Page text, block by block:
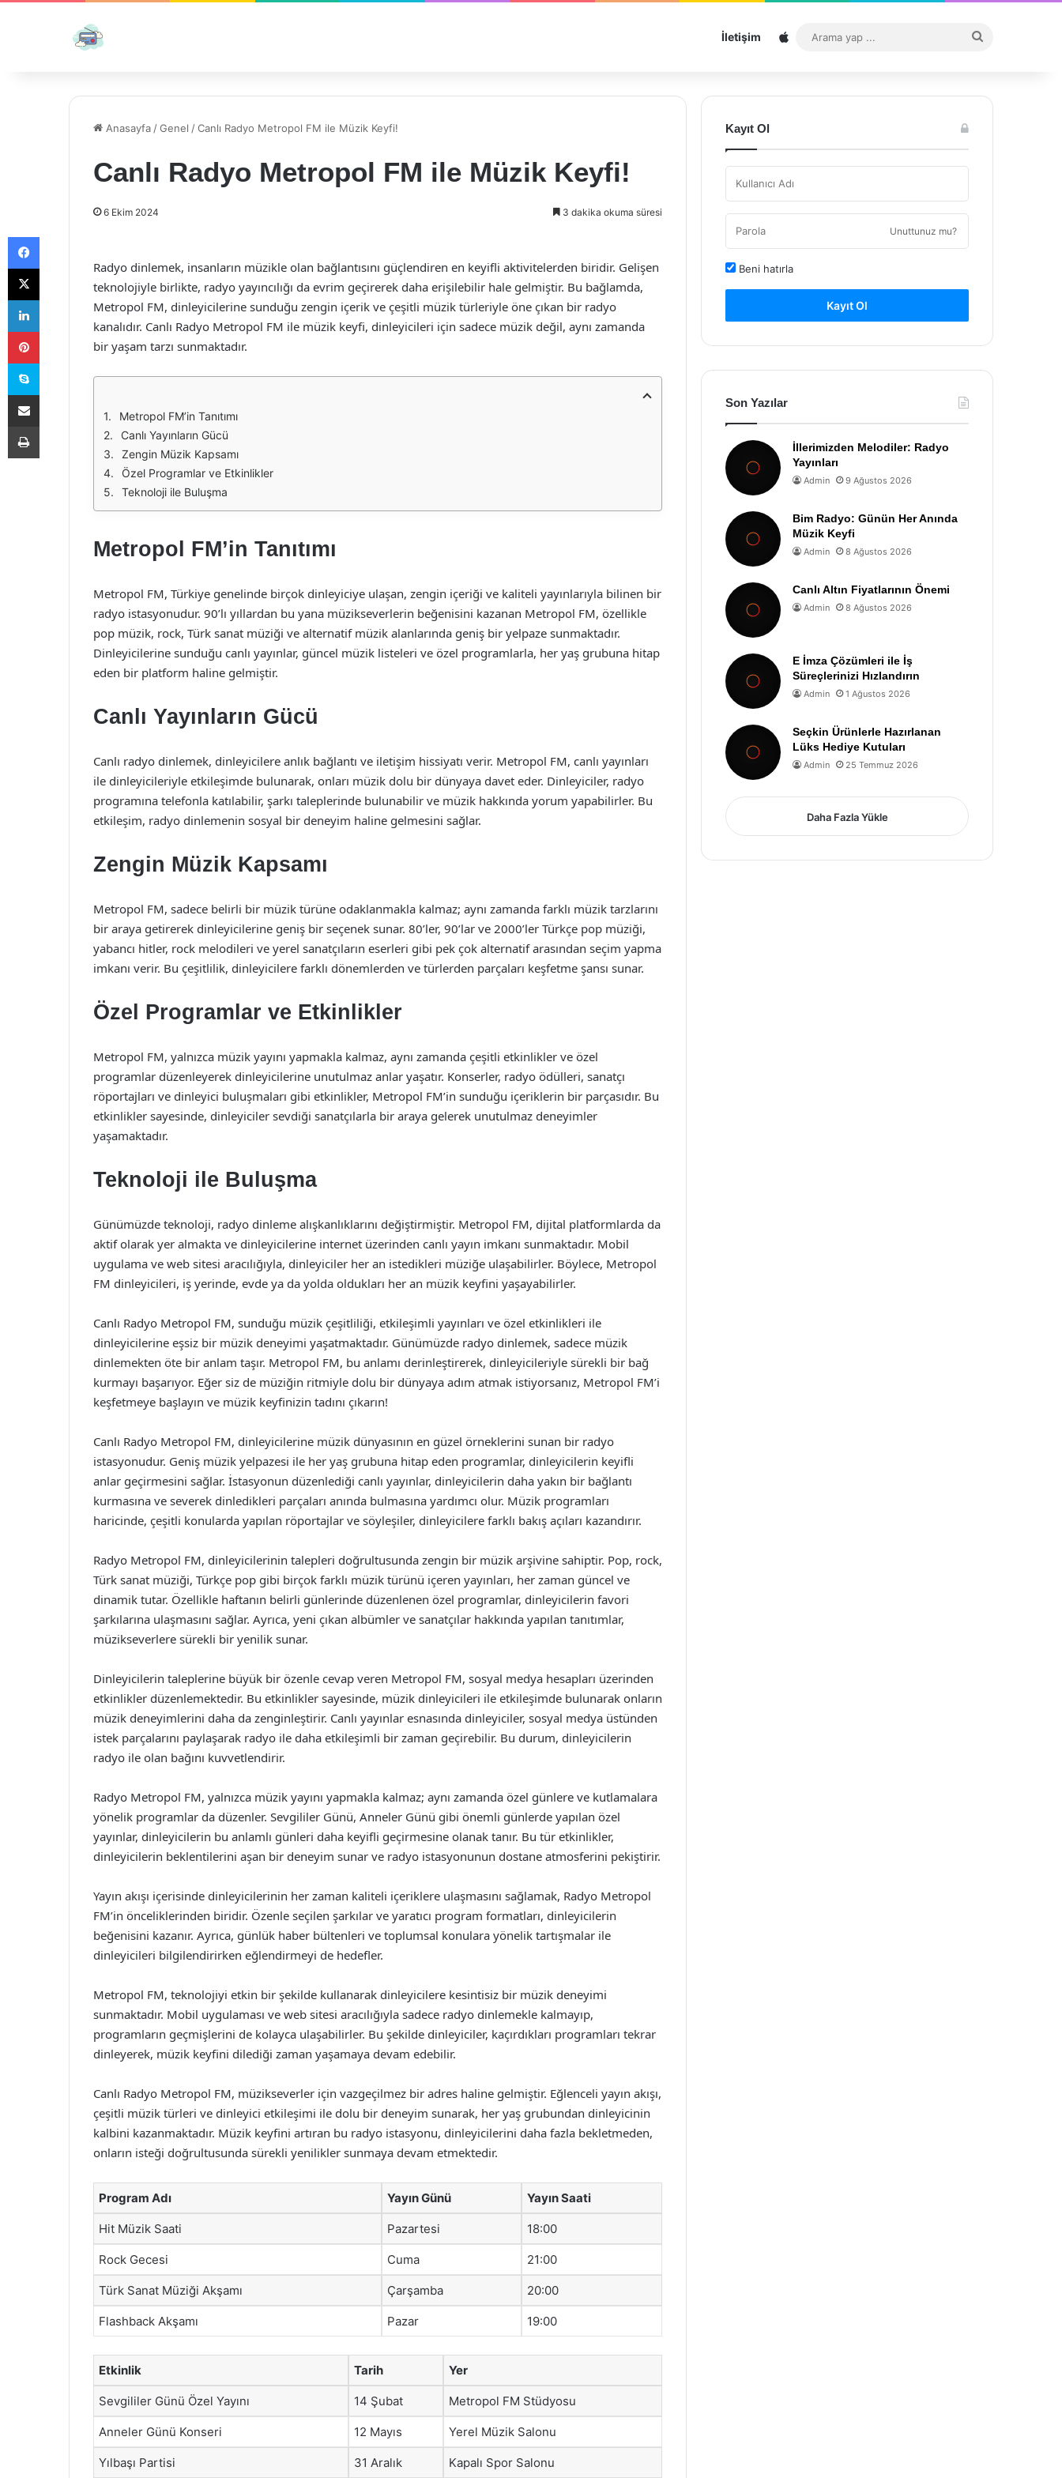
İletişim Sitemap
...
Anasayfa /Genel /Canlı Radyo Metropol FM ile Müzik Keyfi!
Canlı Radyo Metropol FM ile Müzik Keyfi!
6 Ekim 2024 3 dakika okuma süresi
Radyo dinlemek, insanların müzikle olan bağlantısını güçlendiren en keyifli aktivitelerden biridir. Gelişen
teknolojiyle birlikte, radyo yayıncılığı da evrim geçirerek daha erişilebilir hale gelmiştir. Bu bağlamda,
Metropol FM, dinleyicilerine sunduğu zengin içerik ve çeşitli müzik türleriyle öne çıkan bir radyo
kanalıdır. Canlı Radyo Metropol FM ile müzik keyfi, dinleyicileri için sadece müzik değil, aynı zamanda
bir yaşam tarzı sunmaktadır.
Metropol FM’in Tanıtımı
Canlı Yayınların Gücü
Zengin Müzik Kapsamı
Özel Programlar ve Etkinlikler
Teknoloji ile Buluşma
Metropol FM’in Tanıtımı
Metropol FM, Türkiye genelinde birçok dinleyiciye ulaşan, zengin içeriği ve kaliteli yayınlarıyla bilinen bir
radyo istasyonudur. 90’lı yıllardan bu yana müzikseverlerin beğenisini kazanan Metropol FM, özellikle
pop müzik, rock, Türk sanat müziği ve alternatif müzik alanlarında geniş bir yelpaze sunmaktadır.
Dinleyicilerine sunduğu canlı yayınlar, güncel müzik listeleri ve özel programlarla, her yaş grubuna hitap
eden bir platform haline gelmiştir.
Canlı Yayınların Gücü
Canlı radyo dinlemek, dinleyicilere anlık bağlantı ve iletişim hissiyatı verir. Metropol FM, canlı yayınları
ile dinleyicileriyle etkileşimde bulunarak, onları müzik dolu bir dünyaya davet eder. Dinleyiciler, radyo
programına telefonla katılabilir, şarkı taleplerinde bulunabilir ve müzik hakkında yorum yapabilirler. Bu
etkileşim, radyo dinlemenin sosyal bir deneyim haline gelmesini sağlar.
Zengin Müzik Kapsamı
Metropol FM, sadece belirli bir müzik türüne odaklanmakla kalmaz; aynı zamanda farklı müzik tarzlarını
bir araya getirerek dinleyicilerine geniş bir seçenek sunar. 80’ler, 90’lar ve 2000’ler Türkçe pop müziği,
yabancı hitler, rock melodileri ve yerel sanatçıların eserleri gibi pek çok alternatif arasından seçim yapma
imkanı verir. Bu çeşitlilik, dinleyicilere farklı dönemlerden ve türlerden parçaları keşfetme şansı sunar.
Özel Programlar ve Etkinlikler
Metropol FM, yalnızca müzik yayını yapmakla kalmaz, aynı zamanda çeşitli etkinlikler ve özel
programlar düzenleyerek dinleyicilerine unutulmaz anlar yaşatır. Konserler, radyo ödülleri, sanatçı
röportajları ve dinleyici buluşmaları gibi etkinlikler, Metropol FM’in sunduğu içeriklerin bir parçasıdır. Bu
etkinlikler sayesinde, dinleyiciler sevdiği sanatçılarla bir araya gelerek unutulmaz deneyimler
yaşamaktadır.
Teknoloji ile Buluşma
Günümüzde teknoloji, radyo dinleme alışkanlıklarını değiştirmiştir. Metropol FM, dijital platformlarda da
aktif olarak yer almakta ve dinleyicilerine internet üzerinden canlı yayın imkanı sunmaktadır. Mobil
uygulama ve web sitesi aracılığıyla, dinleyiciler her an istedikleri müziğe ulaşabilirler. Böylece, Metropol
FM dinleyicileri, iş yerinde, evde ya da yolda oldukları her an müzik keyfini yaşayabilirler.
Canlı Radyo Metropol FM, sunduğu müzik çeşitliliği, etkileşimli yayınları ve özel etkinlikleri ile
dinleyicilerine eşsiz bir müzik deneyimi yaşatmaktadır. Günümüzde radyo dinlemek, sadece müzik
dinlemekten öte bir anlam taşır. Metropol FM, bu anlamı derinleştirerek, dinleyicileriyle sürekli bir bağ
kurmayı başarıyor. Eğer siz de müziğin ritmiyle dolu bir dünyaya adım atmak istiyorsanız, Metropol FM’i
keşfetmeye başlayın ve müzik keyfinizin tadını çıkarın!
Canlı Radyo Metropol FM, dinleyicilerine müzik dünyasının en güzel örneklerini sunan bir radyo
istasyonudur. Geniş müzik yelpazesi ile her yaş grubuna hitap eden programlar, dinleyicilerin keyifli
anlar geçirmesini sağlar. İstasyonun düzenlediği canlı yayınlar, dinleyicilerin daha yakın bir bağlantı
kurmasına ve severek dinledikleri parçaları anında bulmasına yardımcı olur. Müzik programları
haricinde, çeşitli konularda yapılan röportajlar ve söyleşiler, dinleyicilere farklı bakış açıları kazandırır.
Radyo Metropol FM, dinleyicilerinin talepleri doğrultusunda zengin bir müzik arşivine sahiptir. Pop, rock,
Türk sanat müziği, Türkçe pop gibi birçok farklı müzik türünü içeren yayınları, her zaman güncel ve
dinamik tutar. Özellikle haftanın belirli günlerinde düzenlenen özel programlar, dinleyicilerin favori
şarkılarına ulaşmasını sağlar. Ayrıca, yeni çıkan albümler ve sanatçılar hakkında yapılan tanıtımlar,
müzikseverlere sürekli bir yenilik sunar.
Dinleyicilerin taleplerine büyük bir özenle cevap veren Metropol FM, sosyal medya hesapları üzerinden
etkinlikler düzenlemektedir. Bu etkinlikler sayesinde, müzik dinleyicileri ile etkileşimde bulunarak onların
müzik deneyimlerini daha da zenginleştirir. Canlı yayınlar esnasında dinleyiciler, sosyal medya üstünden
istek parçalarını paylaşarak radyo ile daha etkileşimli bir zaman geçirebilir. Bu durum, dinleyicilerin
radyo ile olan bağını kuvvetlendirir.
Radyo Metropol FM, yalnızca müzik yayını yapmakla kalmaz; aynı zamanda özel günlere ve kutlamalara
yönelik programlar da düzenler. Sevgililer Günü, Anneler Günü gibi önemli günlerde yapılan özel
yayınlar, dinleyicilerin bu anlamlı günleri daha keyifli geçirmesine olanak tanır. Bu tür etkinlikler,
dinleyicilerin beklentilerini aşan bir deneyim sunar ve radyo istasyonunun dostane atmosferini pekiştirir.
Yayın akışı içerisinde dinleyicilerinin her zaman kaliteli içeriklere ulaşmasını sağlamak, Radyo Metropol
FM’in önceliklerinden biridir. Özenle seçilen şarkılar ve yaratıcı program formatları, dinleyicilerin
beğenisini kazanır. Ayrıca, günlük haber bültenleri ve toplumsal konulara yönelik tartışmalar ile
dinleyicileri bilgilendirirken eğlendirmeyi de hedefler.
Metropol FM, teknolojiyi etkin bir şekilde kullanarak dinleyicilere kesintisiz bir müzik deneyimi
sunmaktadır. Mobil uygulaması ve web sitesi aracılığıyla sadece radyo dinlemekle kalmayıp,
programların geçmişlerini de kolayca ulaşabilirler. Bu şekilde dinleyiciler, kaçırdıkları programları tekrar
dinleyerek, müzik keyfini dilediği zaman yaşamaya devam edebilir.
Canlı Radyo Metropol FM, müzikseverler için vazgeçilmez bir adres haline gelmiştir. Eğlenceli yayın akışı,
çeşitli müzik türleri ve dinleyici etkileşimi ile dolu bir deneyim sunarak, her yaş grubundan dinleyicinin
kalbini kazanmaktadır. Müzik keyfini artıran bu radyo istasyonu, dinleyicilerini daha fazla bekletmeden,
onların isteği doğrultusunda sürekli yenilikler sunmaya devam etmektedir.
Program Adı Yayın Günü Yayın Saati
Hit Müzik Saati Pazartesi 18:00
Rock Gecesi Cuma 21:00
Türk Sanat Müziği Akşamı Çarşamba 20:00
Flashback Akşamı Pazar 19:00
Etkinlik Tarih Yer
Sevgililer Günü Özel Yayını 14 Şubat Metropol FM Stüdyosu
Anneler Günü Konseri 12 Mayıs Yerel Müzik Salonu
Yılbaşı Partisi 31 Aralık Kapalı Spor Salonu
Kayıt Ol
Unuttunuz mu?
Beni hatırla
Kayıt Ol
Son Yazılar
İllerimizden Melodiler: Radyo
Yayınları
Admin 9 Ağustos 2026
Bim Radyo: Günün Her Anında
Müzik Keyfi
Admin 8 Ağustos 2026
Canlı Altın Fiyatlarının Önemi
Admin 8 Ağustos 2026
E İmza Çözümleri ile İş
Süreçlerinizi Hızlandırın
Admin 1 Ağustos 2026
Seçkin Ürünlerle Hazırlanan
Lüks Hediye Kutuları
Admin 25 Temmuz 2026
Daha Fazla Yükle
Facebook
X
LinkedIn
Pinterest
Skype
E-Posta ile paylaş